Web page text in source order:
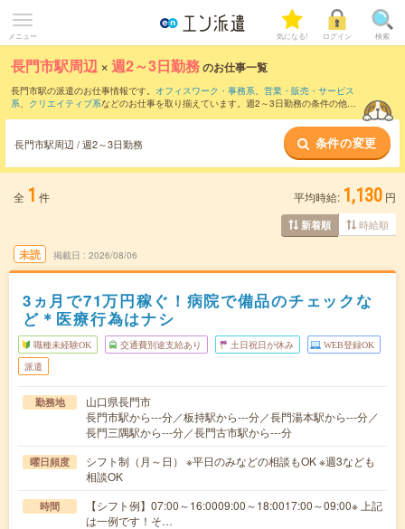
メニュー 気になる! ログイン 検索
長門市駅周辺 ×週2～3日勤務のお仕事一覧
長門市駅の派遣のお仕事情報です。 オフィスワーク・事務系、 営業・販売・サービス
系、 クリエイティブ系などのお仕事を取り揃えています。週2～3日勤務の条件の他
長門市駅周辺 / 週2～3日勤務 条件の変更
全 1 件 平均時給: 1,130 円
新着順 時給順
未読 掲載日 2026/08/06
3ヵ月で71万円稼ぐ！病院で備品のチェックな
ど＊医療行為はナシ
職種未経験OK 交通費別途支給あり 土日祝日が休み WEB登録OK
派遣
勤務地
山口県長門市
長門市駅から---分／板持駅から---分／長門湯本駅から---分／
長門三隅駅から---分／長門古市駅から---分
曜日頻度
シフト制（月～日） ※平日のみなどの相談もOK ※週3なども
相談OK
時間
【シフト例】07:00～16:0009:00～18:0017:00～09:00※ 上記
は一例です！そ…